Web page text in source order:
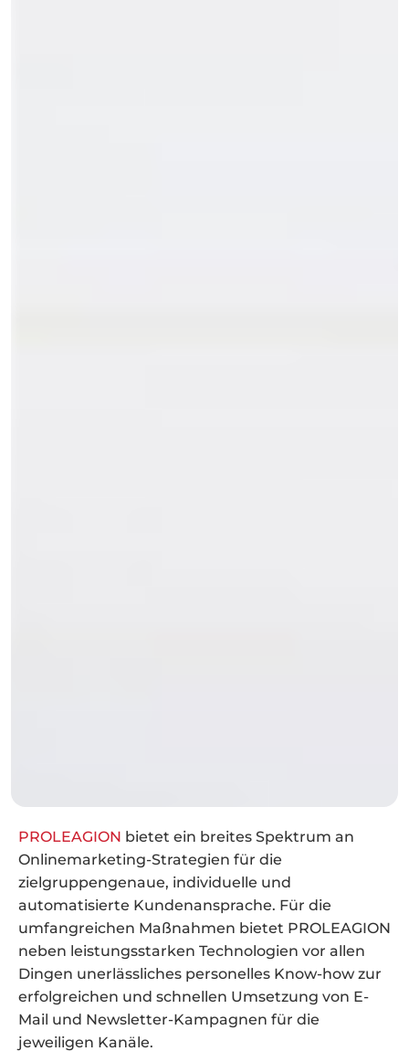
PROLEAGION bietet ein breites Spektrum an
Onlinemarketing-Strategien für die
zielgruppengenaue, individuelle und
automatisierte Kundenansprache. Für die
umfangreichen Maßnahmen bietet PROLEAGION
neben leistungsstarken Technologien vor allen
Dingen unerlässliches personelles Know-how zur
erfolgreichen und schnellen Umsetzung von E-
Mail und Newsletter-Kampagnen für die
jeweiligen Kanäle.